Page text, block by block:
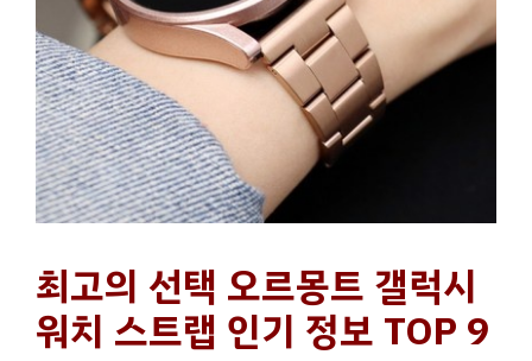
최고의 선택 오르몽트 갤럭시
워치 스트랩 인기 정보 TOP 9